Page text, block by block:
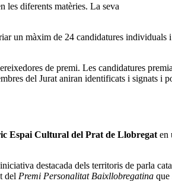
les diferents matèries. La seva
un màxim de 24 candidatures
de premi. Les candidatures
del Jurat aniran identificats i signats i
Espai Cultural del Prat de Llobregat en
destacada dels territoris de parla
del Premi Personalitat Baixllobregatina que